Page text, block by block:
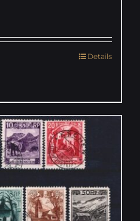
Details